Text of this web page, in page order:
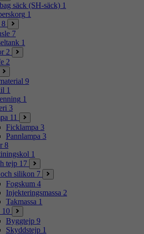
säck (SH-säck) 1
1
8
7
1
2
2
9
1
1
3
11
Ficklampa 3
Pannlampa 3
8
1
tejp 17
silikon 7
Fogskum 4
Injekteringsmassa 2
Takmassa 1
10
Byggtejp 9
Skyddstejp 1